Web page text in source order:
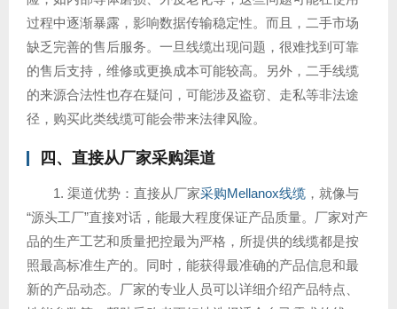
过程中逐渐暴露，影响数据传输稳定性。而且，二手市场
缺乏完善的售后服务。一旦线缆出现问题，很难找到可靠
的售后支持，维修或更换成本可能较高。另外，二手线缆
的来源合法性也存在疑问，可能涉及盗窃、走私等非法途
径，购买此类线缆可能会带来法律风险。
四、直接从厂家采购渠道
1. 渠道优势：直接从厂家采购Mellanox线缆 ，就像与
“源头工厂”直接对话，能最大程度保证产品质量。厂家对产
品的生产工艺和质量把控最为严格，所提供的线缆都是按
照最高标准生产的。同时，能获得最准确的产品信息和最
新的产品动态。厂家的专业人员可以详细介绍产品特点、